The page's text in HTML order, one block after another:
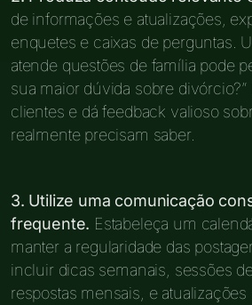
de informações e atualizações,
enquetes e caixas de perguntas.
atende questões de família pode
sua maior dúvida sobre
clientes e dá feedback valioso
realmente precisam saber.
3. Utilize uma comunicação
frequente. Estabeleça um
manter a regularidade das
incluir dicas semanais, sessões
respostas mensais, e